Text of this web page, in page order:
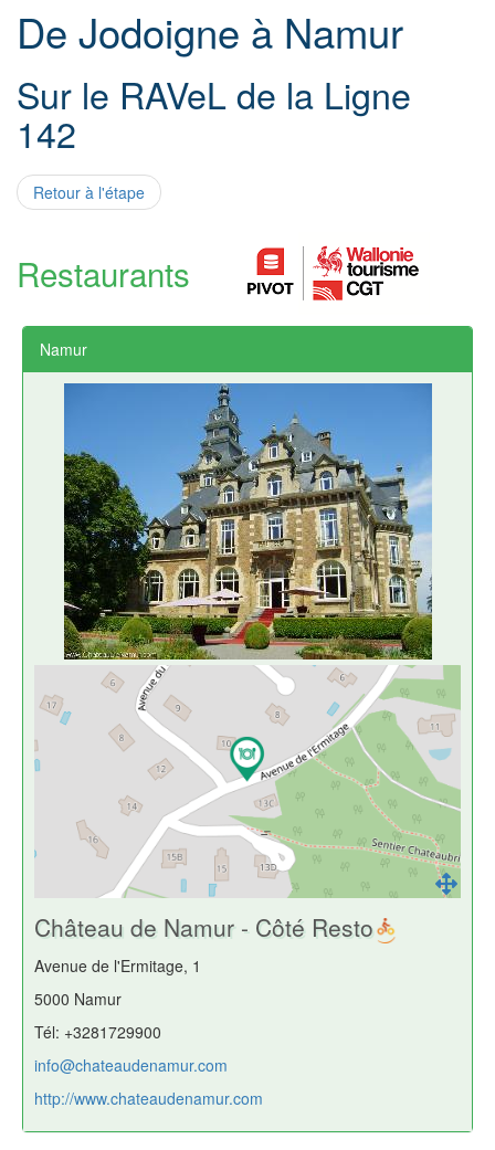
De Jodoigne à Namur
Sur le RAVeL de la Ligne
142
Retour à l'étape
Restaurants
Namur
Château de Namur - Côté Resto
Avenue de l'Ermitage, 1
5000 Namur
Tél: +3281729900
info@chateaudenamur.com
http://www.chateaudenamur.com